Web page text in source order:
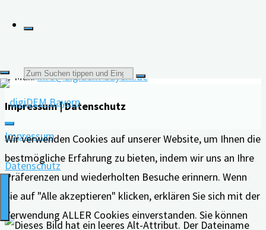
Suchen
E-Mail:info@digidem-bayern.de
Impressum | Datenschutz
Impressum
Datenschutz
Wir verwenden Cookies auf unserer Website, um Ihnen die
bestmögliche Erfahrung zu bieten, indem wir uns an Ihre
Präferenzen und wiederholten Besuche erinnern. Wenn
Sie auf "Alle akzeptieren" klicken, erklären Sie sich mit der
Verwendung ALLER Cookies einverstanden. Sie können